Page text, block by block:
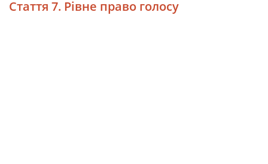
Стаття 7. Рівне право голосу